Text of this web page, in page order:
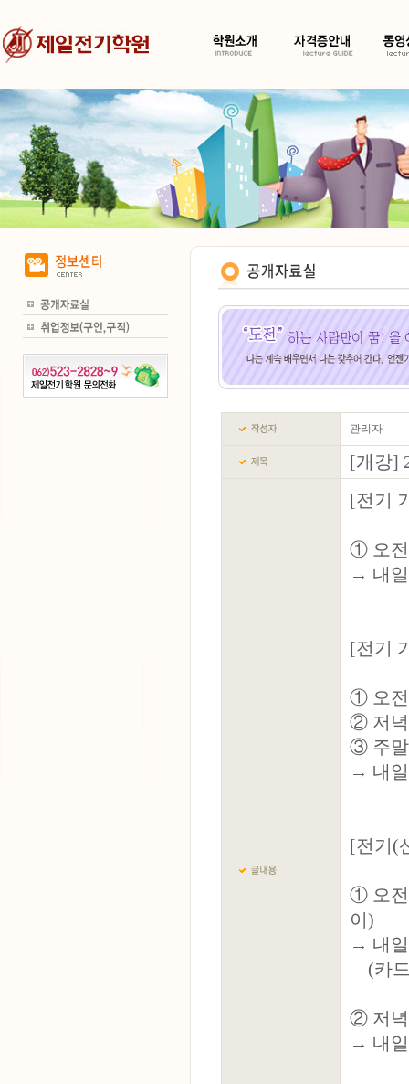
관리자
[개강]
[전기
① 오전
→ 내
[전기
① 오전
② 저녁
③ 주말
→ 내
[전기(
① 오전
이)
→ 내
(카드
② 저녁
→ 내